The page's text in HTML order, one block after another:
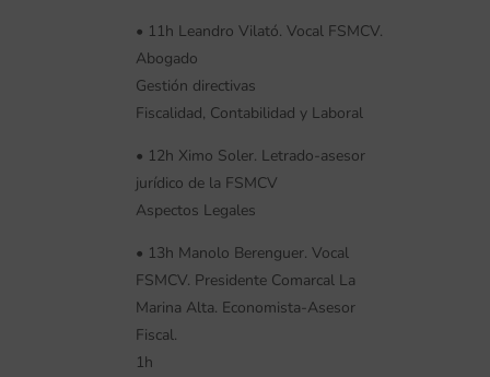
• 11h Leandro Vilató. Vocal FSMCV.
Abogado
Gestión directivas
Fiscalidad, Contabilidad y Laboral
• 12h Ximo Soler. Letrado-asesor
jurídico de la FSMCV
Aspectos Legales
• 13h Manolo Berenguer. Vocal
FSMCV. Presidente Comarcal La
Marina Alta. Economista-Asesor
Fiscal.
1h